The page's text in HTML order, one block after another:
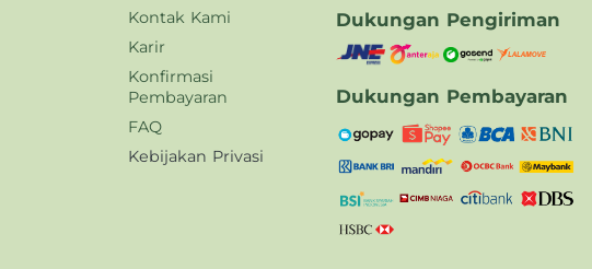
Kontak Kami
Karir
Konfirmasi
Pembayaran
FAQ
Kebijakan Privasi
Dukungan Pengiriman
Dukungan Pembayaran